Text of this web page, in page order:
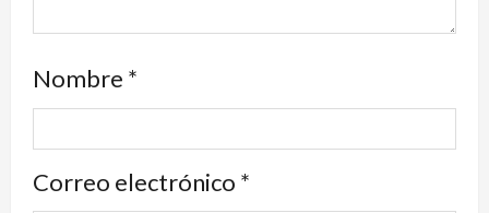
Nombre *
Correo electrónico *